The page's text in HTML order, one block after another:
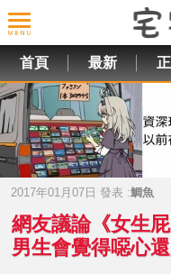
首頁 最新
2017年01月07日 發表 :鯛魚
網友議論《女生
男生會覺得噁心